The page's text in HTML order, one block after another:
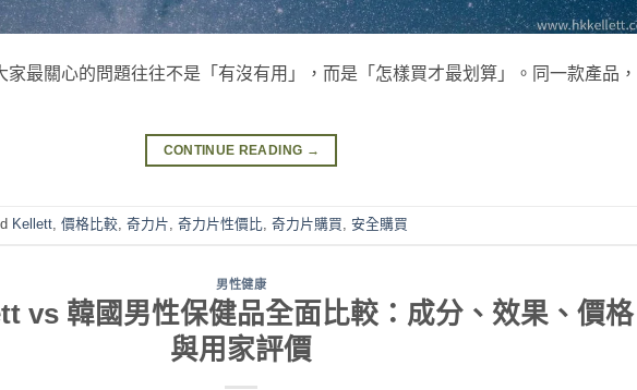
家最關心的問題往往不是「有沒有用」，而是「怎樣買才最划算」。同一款產品
CONTINUE READING →
Kellett 價格比較 奇力片 奇力片性價比 奇力片購買 安全購買
男性健康
vs 韓國男性保健品全面比較：成分、效果、價格
與用家評價